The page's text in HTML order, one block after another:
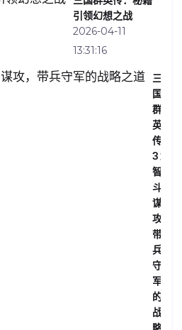
引领幻想之战
2026-04-11
13:31:16
三
国
群
英
传
3：
智
斗
谋
攻，
带
兵
守
军
的
战
略